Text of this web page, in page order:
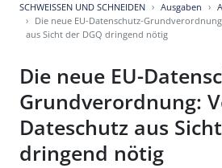
SCHWEISSEN UND SCHNEIDEN Ausgaben
Die neue EU-Datenschutz-
aus Sicht der DGQ dringend nötig
Die neue EU-
Grundverordnung:
Dateschutz aus
dringend nötig